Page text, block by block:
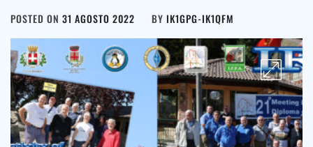
POSTED ON 31 AGOSTO 2022 BY IK1GPG-IK1QFM